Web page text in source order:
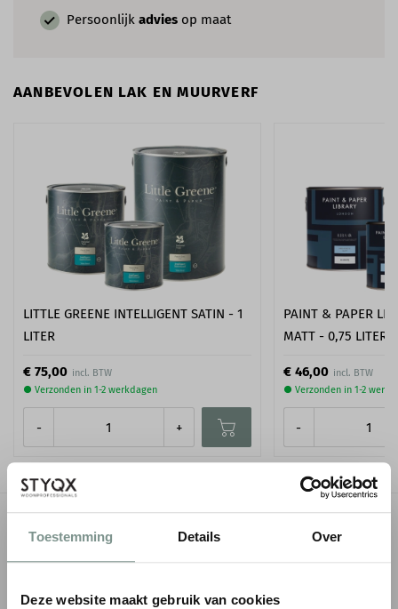
Toestemming Details Over
Deze website maakt gebruik van cookies
Persoonlijk advies op maat
AANBEVOLEN LAK EN MUURVERF
LITTLE GREENE INTELLIGENT SATIN - 1
LITER
€ 75,00
● Verzonden in 1-2 werkdagen
- +
PAINT & PAPER
MATT - 0,75 LITER
€ 46,00
● Verzonden in 1-2
-